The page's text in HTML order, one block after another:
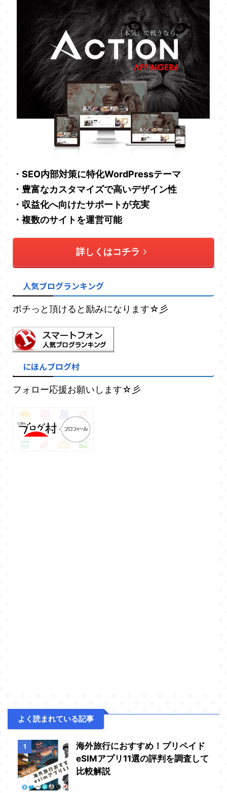
・SEO内部対策に特化WordPressテーマ
・豊富なカスタマイズで高いデザイン性
・収益化へ向けたサポートが充実
・複数のサイトを運営可能
詳しくはコチラ
人気ブログランキング
ポチっと頂けると励みになります☆彡
にほんブログ村
フォロー応援お願いします☆彡
よく読まれている記事
1
海外旅行におすすめ！プリペイド
eSIMアプリ11選の評判を調査して
比較解説